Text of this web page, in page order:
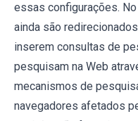
essas configurações.
ainda são
inserem consultas de
pesquisam na Web
mecanismos de
navegadores afetados